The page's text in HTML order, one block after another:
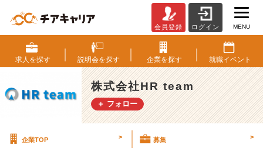
1
卒
限
定】
１
５
会員登録 ログイン MENU
求人を探す 説明会を探す 企業を探す 就職イベント
株式会社HR team
＋ フォロー
企業TOP > 募集 >